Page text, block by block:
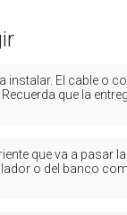
instalar. El cable o
que la
que va a pasar
o del banco